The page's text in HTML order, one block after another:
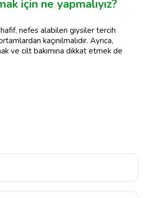
için ne yapmalıyız?
nefes alabilen giysiler tercih
kaçınılmalıdır. Ayrıca,
ve cilt bakımına dikkat etmek de